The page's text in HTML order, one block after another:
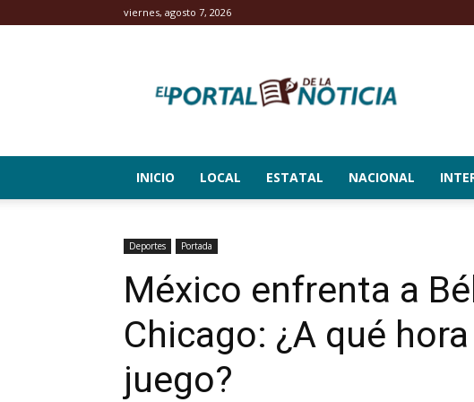
viernes, agosto 7, 2026
Portal
de
INICIO LOCAL ESTATAL NACIONAL
Deportes Portada
México enfrenta a
Chicago: ¿A qué
juego?